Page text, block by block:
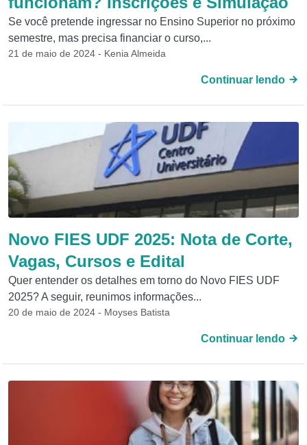
Se você pretende ingressar no Ensino Superior no próximo
semestre, mas precisa financiar o curso,...
21 de maio de 2024 - Kenia Almeida
Continuar lendo
Novo FIES UDF 2025: Nota de Corte,
Vagas, Cursos e Edital
Quer entender os detalhes em torno do Novo FIES UDF
2025? A seguir, reunimos informações...
20 de maio de 2024 - Moyses Batista
Continuar lendo